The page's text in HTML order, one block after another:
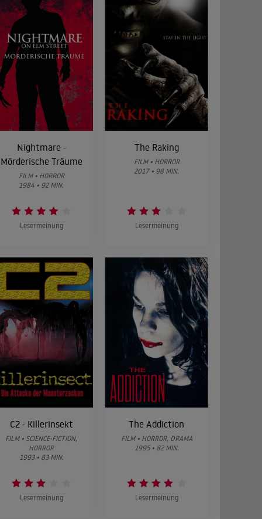
Nightmare -
Mörderische Träume
FILM • HORROR
1984 • 92 MIN.
Lesermeinung
The Raking
FILM • HORROR
2017 • 98 MIN.
Lesermeinung
C2 - Killerinsekt
FILM • SCIENCE-FICTION,
HORROR
1993 • 83 MIN.
Lesermeinung
The Addiction
FILM • HORROR, DRAMA
1995 • 82 MIN.
Lesermeinung